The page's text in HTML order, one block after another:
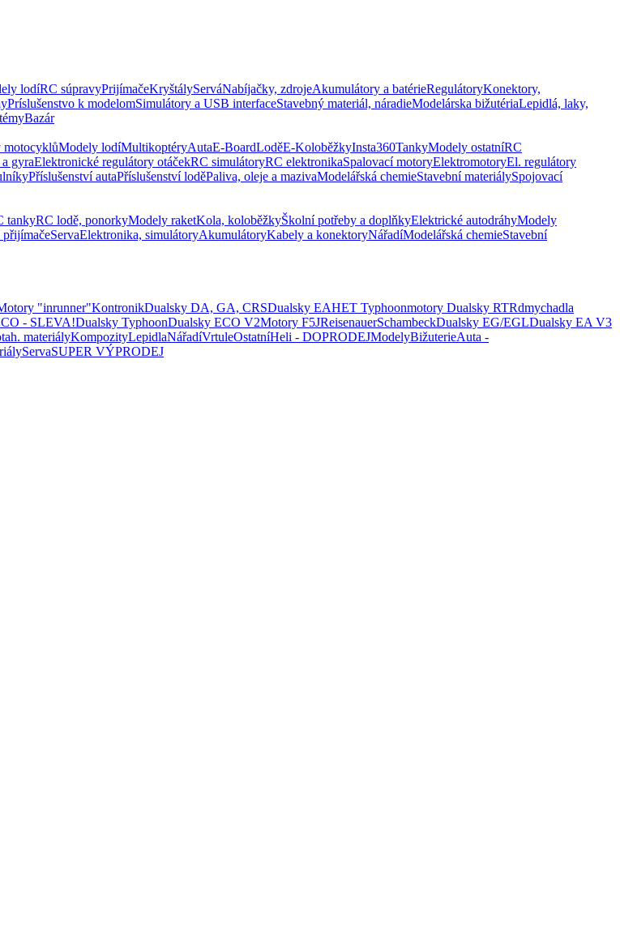
lodíRC súpravyPrijímačeKryštályServáNabíjačky, zdrojeAkumulátory a batérieRegulátoryKonektory,
Príslušenstvo k modelomSimulátory a USB interfaceStavebný materiál, náradieModelárska bižutériaLepidlá, laky,
Bazár
motocyklůModely lodíMultikoptéryAutaE-BoardLoděE-KoloběžkyInsta360TankyModely ostatníRC
gyraElektronické regulátory otáčekRC simulátoryRC elektronikaSpalovací motoryElektromotoryEl. regulátory
Příslušenství autaPříslušenství loděPaliva, oleje a mazivaModelářská chemieStavební materiálySpojovací
tankyRC lodě, ponorkyModely raketKola, koloběžkyŠkolní potřeby a doplňkyElektrické autodráhyModely
přijímačeServaElektronika, simulátoryAkumulátoryKabely a konektoryNářadíModelářská chemieStavební
"inrunner"KontronikDualsky DA, GA, CRSDualsky EAHET Typhoonmotory Dualsky RTRdmychadla
- SLEVA!Dualsky TyphoonDualsky ECO V2Motory F5JReisenauerSchambeckDualsky EG/EGLDualsky EA V3
materiályKompozityLepidlaNářadíVrtuleOstatníHeli - DOPRODEJModelyBižuterieAuta -
ServaSUPER VÝPRODEJ